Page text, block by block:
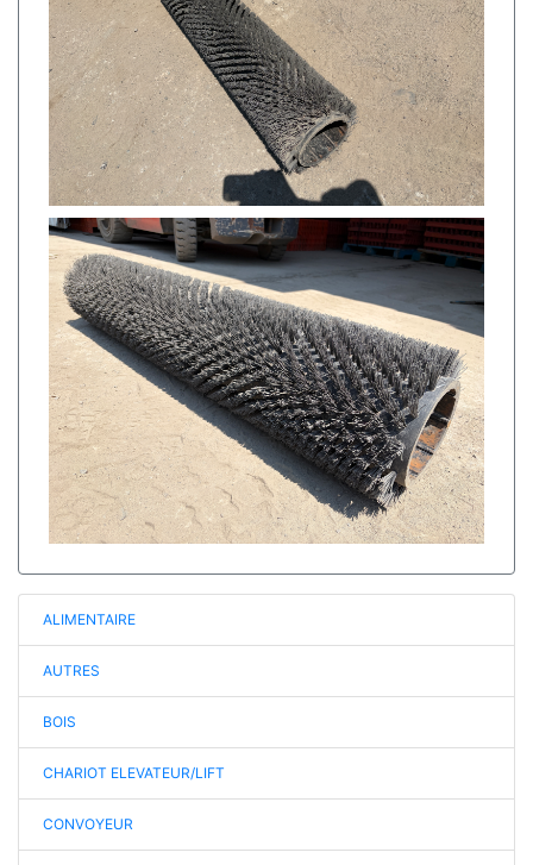
ALIMENTAIRE
AUTRES
BOIS
CHARIOT ELEVATEUR/LIFT
CONVOYEUR